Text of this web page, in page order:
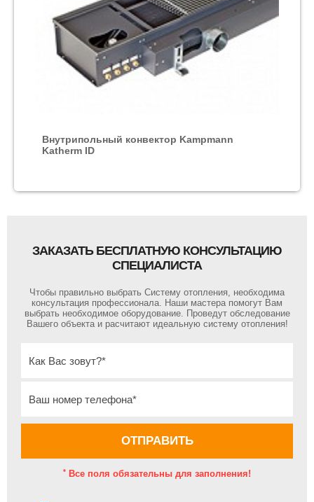
Внутрипольный конвектор Kampmann
Katherm ID
ЗАКАЗАТЬ БЕСПЛАТНУЮ КОНСУЛЬТАЦИЮ
СПЕЦИАЛИСТА
Чтобы правильно выбрать Систему отопления, необходима
консультация профессионала. Наши мастера помогут Вам
выбрать необходимое оборудование. Проведут обследование
Вашего объекта и расчитают идеальную систему отопления!
* Все поля обязательны для заполнения!